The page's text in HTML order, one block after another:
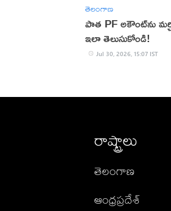
తెలంగాణ
పాత PF అకౌంట్‌ను
ఇలా తెలుసుకోండి!
Jul 30, 2026, 15:07 IST
రాష్ట్రాలు
తెలంగాణ
ఆంధ్రప్రదేశ్